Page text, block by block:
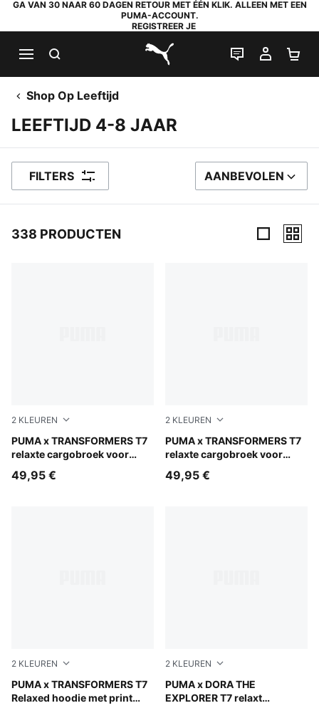
GA VAN 30 NAAR 60 DAGEN RETOUR MET ÉÉN KLIK. ALLEEN MET EEN
PUMA-ACCOUNT.
REGISTREER JE
PUMA.com
LIVE CHAT
MIJN
Shop Op Leeftijd
LEEFTIJD 4-8 JAAR
FILTERS SORTEER OP
AANBEVOLEN
338 PRODUCTEN
2 KLEUREN
PUMA x TRANSFORMERS T7
relaxte cargobroek voor
Racing Blue
49,95 €
2 KLEUREN
PUMA x TRANSFORMERS T7
relaxte cargobroek voor
Puma Black
49,95 €
2 KLEUREN
PUMA x TRANSFORMERS T7
Relaxed hoodie met print
Racing Blue
2 KLEUREN
PUMA x DORA THE
EXPLORER T7 relaxt
Mauve Glow